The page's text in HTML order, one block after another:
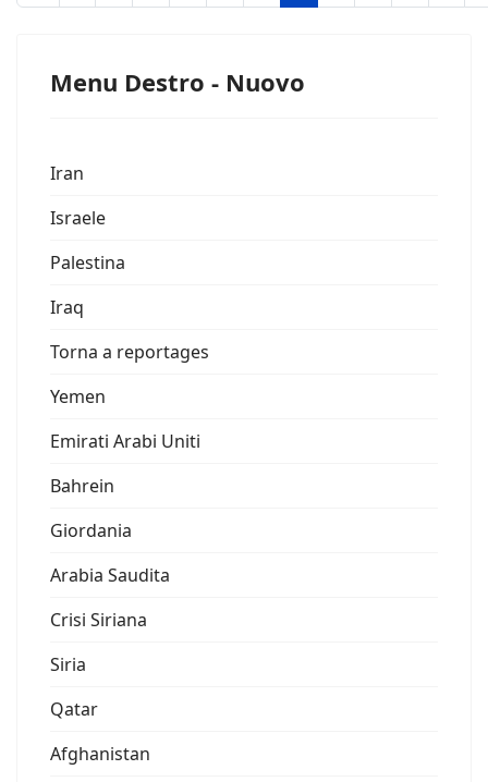
Menu Destro - Nuovo
Iran
Israele
Palestina
Iraq
Torna a reportages
Yemen
Emirati Arabi Uniti
Bahrein
Giordania
Arabia Saudita
Crisi Siriana
Siria
Qatar
Afghanistan